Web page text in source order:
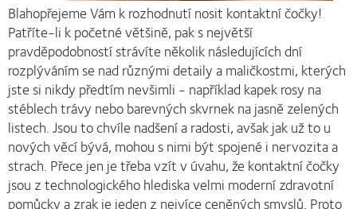
Blahopřejeme Vám k rozhodnutí nosit kontaktní čočky!
Patříte-li k početné většině, pak s největší
pravděpodobností strávíte několik následujících dní
rozplýváním se nad různými detaily a maličkostmi, kterých
jste si nikdy předtím nevšimli - například kapek rosy na
stéblech trávy nebo barevných skvrnek na jasně zelených
listech. Jsou to chvíle nadšení a radosti, avšak jak už to u
nových věcí bývá, mohou s nimi být spojené i nervozita a
strach. Přece jen je třeba vzít v úvahu, že kontaktní čočky
jsou z technologického hlediska velmi moderní zdravotní
pomůcky a zrak je jeden z nejvíce ceněných smyslů. Proto